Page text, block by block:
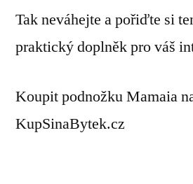
Tak neváhejte a pořiďte si
praktický doplněk pro váš
Koupit podnožku Mamaia
KupSinaBytek.cz